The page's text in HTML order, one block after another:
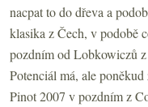
nacpat to do dřeva a
klasika z Čech, v podobě
pozdním od Lobkowiczů
Potenciál má, ale
Pinot 2007 v pozdním z